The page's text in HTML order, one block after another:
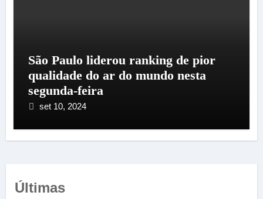
São Paulo liderou ranking de pior
qualidade do ar do mundo nesta
segunda-feira
set 10, 2024
Últimas